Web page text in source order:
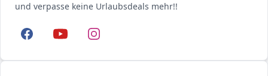
und verpasse keine Urlaubsdeals mehr!!
FacebookYouTubeInstagram